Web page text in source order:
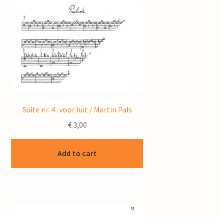
Suite nr. 4 : voor luit / Martin Pals
€3,00
Add to cart